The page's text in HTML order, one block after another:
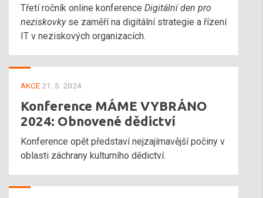
Třetí ročník online konference Digitální den pro
neziskovkyse zaměří na digitální strategie a řízení
IT v neziskových organizacích.
AKCE 21. 5. 2024
Konference MÁME VYBRÁNO
2024: Obnovené dědictví
Konference opět představí nejzajímavější počiny v
oblasti záchrany kulturního dědictví.